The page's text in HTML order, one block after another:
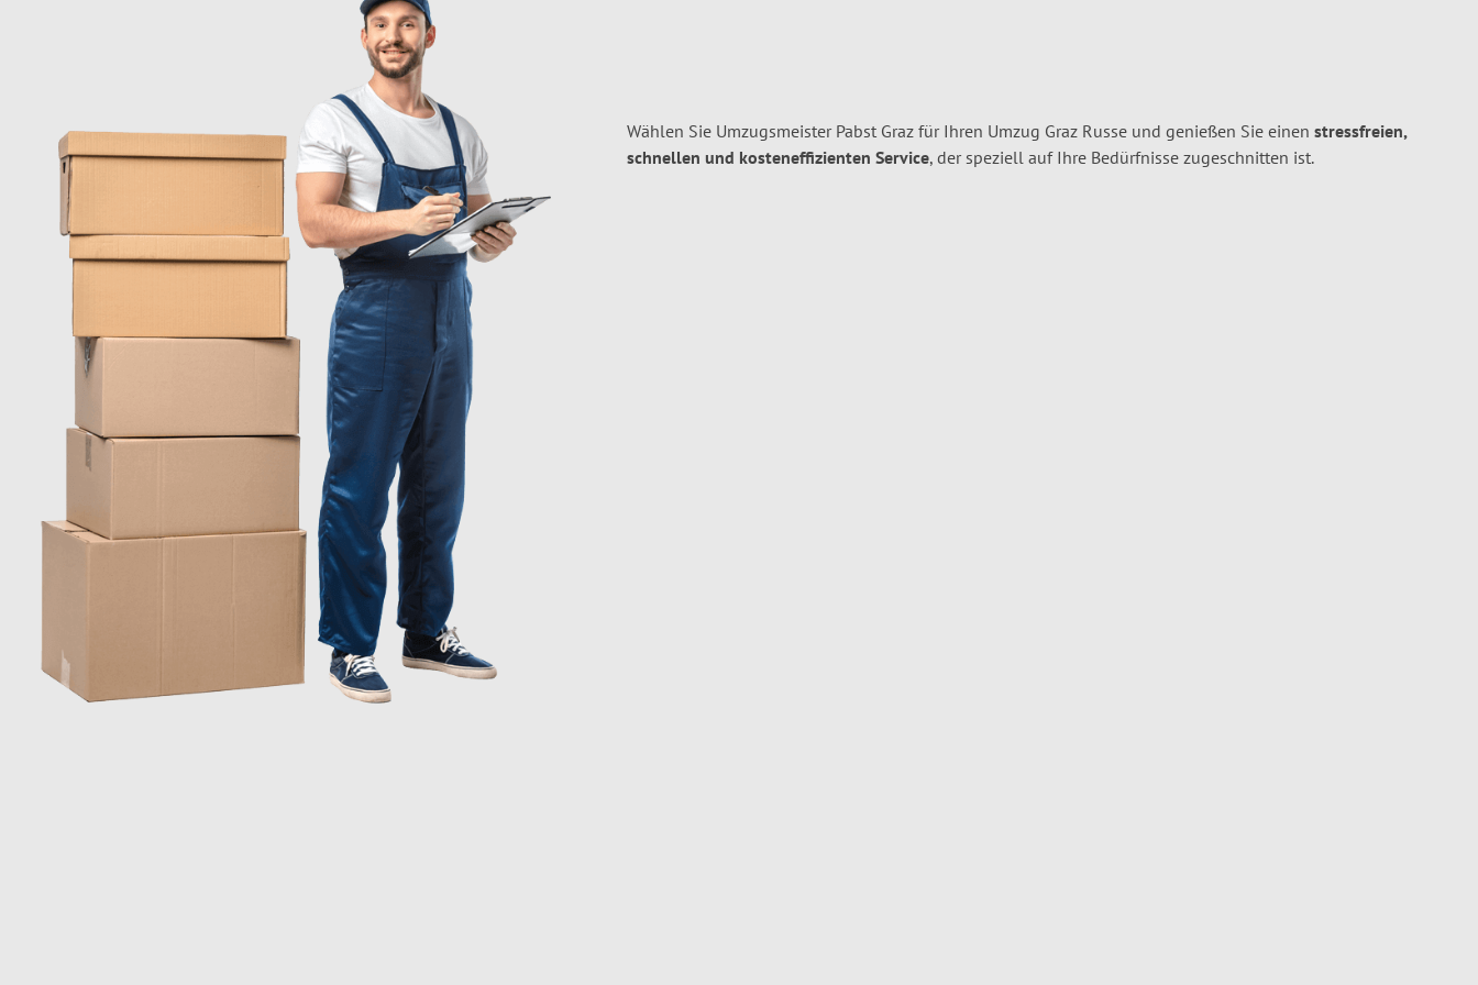
Wählen Sie Umzugsmeister Pabst Graz für Ihren Umzug Graz Russe und genießen Sie einen stressfreien,
schnellen und kosteneffizienten Service, der speziell auf Ihre Bedürfnisse zugeschnitten ist.